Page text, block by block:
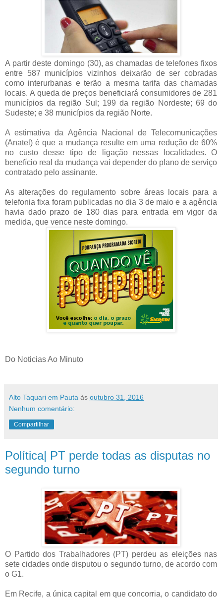
A partir deste domingo (30), as chamadas de telefones fixos
entre 587 municípios vizinhos deixarão de ser cobradas
como interurbanas e terão a mesma tarifa das chamadas
locais. A queda de preços beneficiará consumidores de 281
municípios da região Sul; 199 da região Nordeste; 69 do
Sudeste; e 38 municípios da região Norte.
A estimativa da Agência Nacional de Telecomunicações
(Anatel) é que a mudança resulte em uma redução de 60%
no custo desse tipo de ligação nessas localidades. O
benefício real da mudança vai depender do plano de serviço
contratado pelo assinante.
As alterações do regulamento sobre áreas locais para a
telefonia fixa foram publicadas no dia 3 de maio e a agência
havia dado prazo de 180 dias para entrada em vigor da
medida, que vence neste domingo.
Do Noticias Ao Minuto
Alto Taquari em Pauta às outubro 31, 2016
Nenhum comentário:
Compartilhar
Política| PT perde todas as disputas no
segundo turno
O Partido dos Trabalhadores (PT) perdeu as eleições nas
sete cidades onde disputou o segundo turno, de acordo com
o G1.
Em Recife, a única capital em que concorria, o candidato do